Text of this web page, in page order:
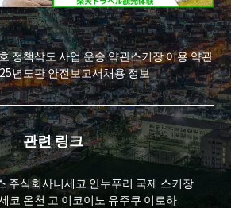
정책삭도 사업 운송 약관스키장 이용 약관
년도판 안전보고서채용 정보
관련 링크
주식회사니세코 안누푸리 국제 스키장
코 온천 고 이코이노 유주쿠 이로하